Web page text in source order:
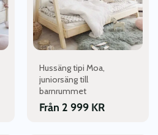
Hussäng tipi Moa,
juniorsäng till
barnrummet
Från 2 999 KR
De
olika
alternativen
kan
produktsidan